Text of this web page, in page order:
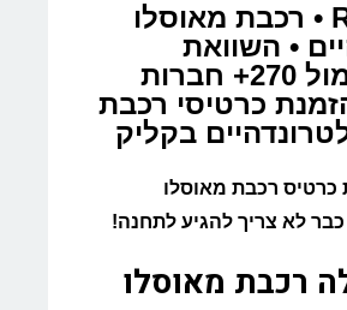
Railways • רכבת מאוסלו
• השוואת
מחירים מול 270+ חברות
כרטיסי רכבת
בקליק
כרטיס רכבת מאוסלו
כבר לא צריך להגיע לתחנה!
רכבת מאוסלו